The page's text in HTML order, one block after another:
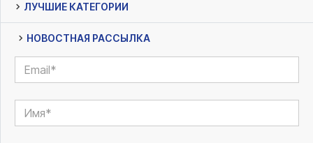
ЛУЧШИЕ КАТЕГОРИИ
НОВОСТНАЯ РАССЫЛКА